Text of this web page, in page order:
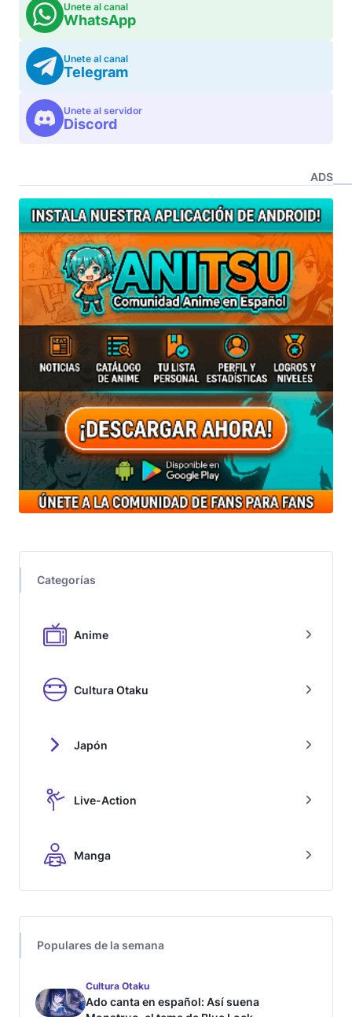
Unete al canal
WhatsApp
Unete al canal
Telegram
Unete al servidor
Discord
ADS
Categorías
Anime
Cultura Otaku
Japón
Live-Action
Manga
Populares de la semana
Cultura Otaku
Ado canta en español: Así suena